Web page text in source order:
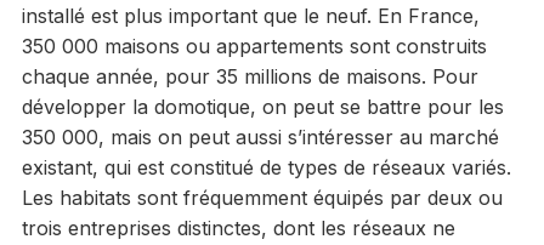
installé est plus important que le neuf. En France,
350 000 maisons ou appartements sont construits
chaque année, pour 35 millions de maisons. Pour
développer la domotique, on peut se battre pour les
350 000, mais on peut aussi s’intéresser au marché
existant, qui est constitué de types de réseaux variés.
Les habitats sont fréquemment équipés par deux ou
trois entreprises distinctes, dont les réseaux ne